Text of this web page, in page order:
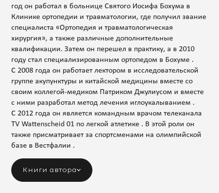
год он работал в больнице Святого Иосифа Бохума в
Клинике ортопедии и травматологии, где получил звание
специалиста «Ортопедия и травматологическая
хирургия», а также различные дополнительные
квалификации. Затем он перешел в практику, а в 2010
году стал специализированным ортопедом в Бохуме .
С 2008 года он работает лектором в исследовательской
группе акупунктуры и китайской медицины вместе со
своим коллегой-медиком Патриком Джулиусом и вместе
с ними разработал метод лечения иглоукалыванием .
С 2012 года он является командным врачом телеканала
TV Wattenscheid 01 по легкой атлетике . В этой роли он
также присматривает за спортсменами на олимпийской
базе в Вестфалии .
Книги автора